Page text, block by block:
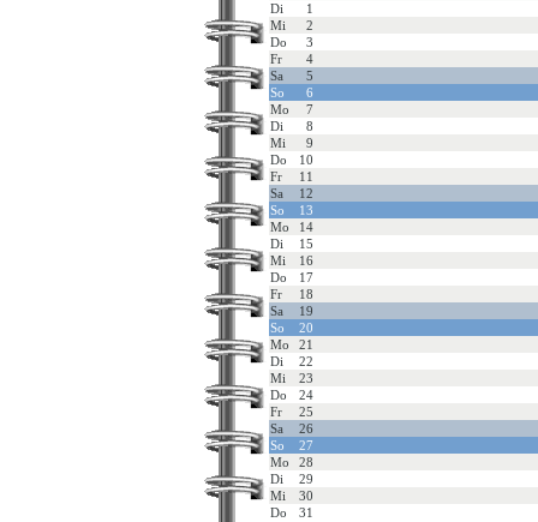
Di
1
Mi
2
Do
3
Fr
4
Sa
5
So
6
Mo
7
Di
8
Mi
9
Do
10
Fr
11
Sa
12
So
13
Mo
14
Di
15
Mi
16
Do
17
Fr
18
Sa
19
So
20
Mo
21
Di
22
Mi
23
Do
24
Fr
25
Sa
26
So
27
Mo
28
Di
29
Mi
30
Do
31